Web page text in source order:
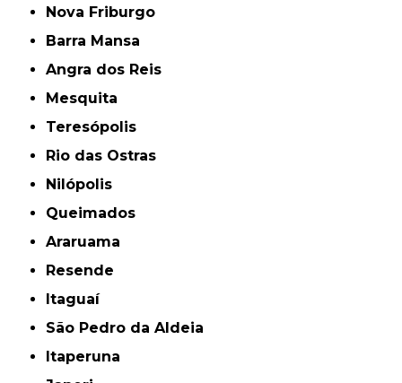
Nova Friburgo
Barra Mansa
Angra dos Reis
Mesquita
Teresópolis
Rio das Ostras
Nilópolis
Queimados
Araruama
Resende
Itaguaí
São Pedro da Aldeia
Itaperuna